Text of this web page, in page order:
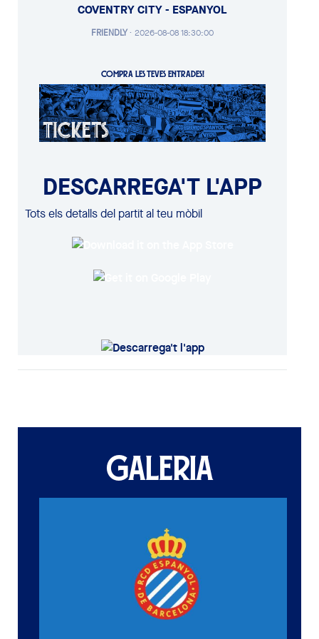
COVENTRY CITY - ESPANYOL
FRIENDLY· 2026-08-08 18:30:00
COMPRA LES TEVES ENTRADES!
DESCARREGA'T L'APP
Tots els detalls del partit al teu mòbil
GALERIA